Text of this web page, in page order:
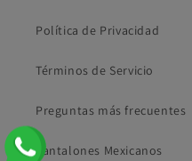
Política de Privacidad
Términos de Servicio
Preguntas más frecuentes
Pantalones Mexicanos